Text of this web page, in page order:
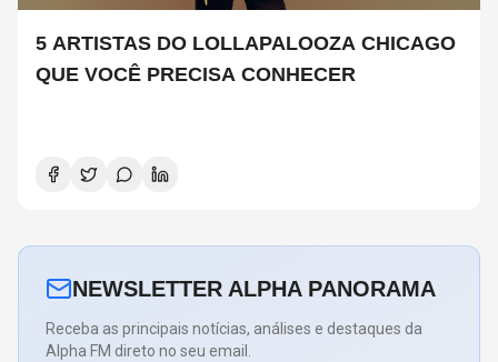
5 ARTISTAS DO LOLLAPALOOZA CHICAGO
QUE VOCÊ PRECISA CONHECER
NEWSLETTER ALPHA PANORAMA
Receba as principais notícias, análises e destaques da
Alpha FM direto no seu email.